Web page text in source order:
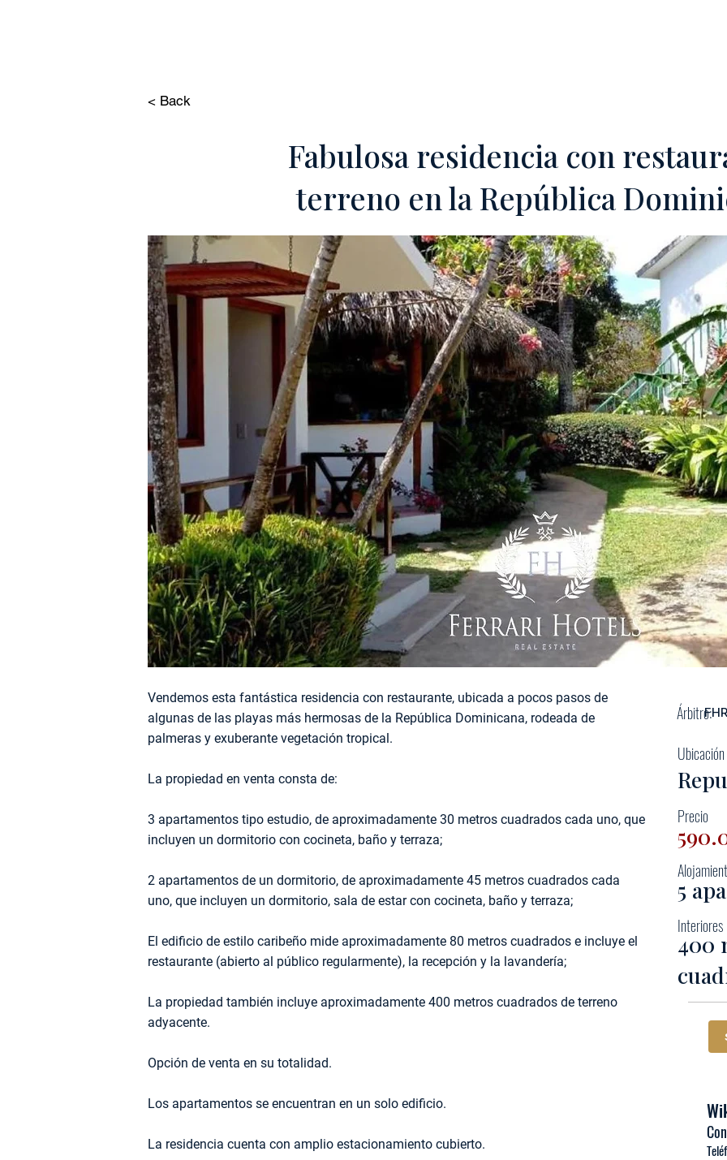
< Back
Fabulosa residencia con
terreno en la República
Vendemos esta fantástica residencia con restaurante, ubicada a pocos pasos de
algunas de las playas más hermosas de la República Dominicana, rodeada de
palmeras y exuberante vegetación tropical.
La propiedad en venta consta de:
3 apartamentos tipo estudio, de aproximadamente 30 metros cuadrados cada uno, que
incluyen un dormitorio con cocineta, baño y terraza;
2 apartamentos de un dormitorio, de aproximadamente 45 metros cuadrados cada
uno, que incluyen un dormitorio, sala de estar con cocineta, baño y terraza;
El edificio de estilo caribeño mide aproximadamente 80 metros cuadrados e incluye el
restaurante (abierto al público regularmente), la recepción y la lavandería;
La propiedad también incluye aproximadamente 400 metros cuadrados de terreno
adyacente.
Opción de venta en su totalidad.
Los apartamentos se encuentran en un solo edificio.
La residencia cuenta con amplio estacionamiento cubierto.
Árbitro:
Ubicación
Precio
5
Interiores
400